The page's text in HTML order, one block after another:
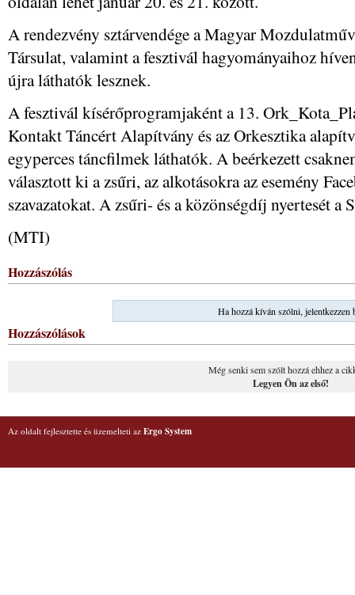
A rendezvény sztárvendége a Magyar
Társulat, valamint a fesztivál hagyományaihoz
újra láthatók lesznek.
A fesztivál kísérőprogramjaként a 13.
Kontakt Táncért Alapítvány és az Orkesztika
egyperces táncfilmek láthatók. A beérkezett
választott ki a zsűri, az alkotásokra az esemény
szavazatokat. A zsűri- és a közönségdíj nyertesét
(MTI)
Hozzászólás
Ha hozzá kíván szólni, jelentkezzen
Hozzászólások
Még senki sem szólt hozzá ehhez a
Legyen Ön az első!
Az oldalt fejlesztette és üzemelteti az Ergo System